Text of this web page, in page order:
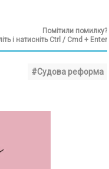
Помітили помилку?
і натисніть Ctrl / Cmd + Enter
#Судова реформа